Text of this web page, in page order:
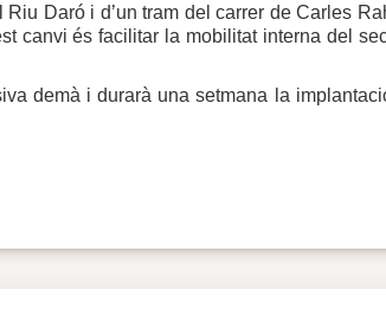
Daró i d’un tram del carrer de Carles
canvi és facilitar la mobilitat interna del
demà i durarà una setmana la